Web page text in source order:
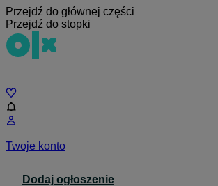
Przejdź do głównej części
Przejdź do stopki
Twoje konto
Dodaj ogłoszenie